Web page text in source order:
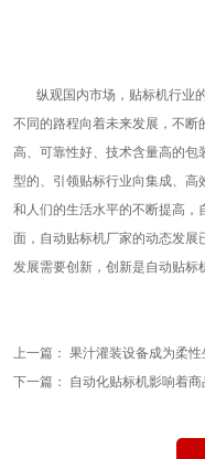
纵观国内市场，贴标机行业
不同的路程向着未来发展，不断
高、可靠性好、技术含量高的包
型的、引领贴标行业向集成、高
和人们的生活水平的不断提高，
面，自动贴标机厂家的动态发展
发展需要创新，创新是自动贴标
上一篇： 果汁灌装设备成为柔
下一篇： 自动化贴标机影响着